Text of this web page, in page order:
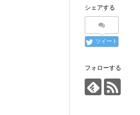
シェアする
ツイート
フォローする